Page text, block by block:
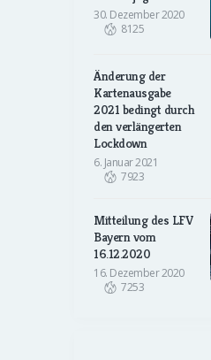
30. Dezember 2020
8125
Änderung der
Kartenausgabe
2021 bedingt durch
den verlängerten
Lockdown
6. Januar 2021
7923
Mitteilung des LFV
Bayern vom
16.12.2020
16. Dezember 2020
7253